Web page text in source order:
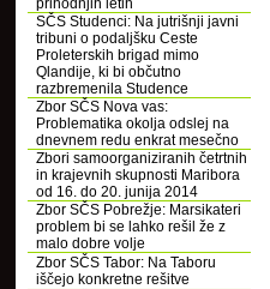
prihodnjih letih
SČS Studenci: Na jutrišnji javni
tribuni o podaljšku Ceste
Proleterskih brigad mimo
Qlandije, ki bi občutno
razbremenila Studence
Zbor SČS Nova vas:
Problematika okolja odslej na
dnevnem redu enkrat mesečno
Zbori samoorganiziranih četrtnih
in krajevnih skupnosti Maribora
od 16. do 20. junija 2014
Zbor SČS Pobrežje: Marsikateri
problem bi se lahko rešil že z
malo dobre volje
Zbor SČS Tabor: Na Taboru
iščejo konkretne rešitve